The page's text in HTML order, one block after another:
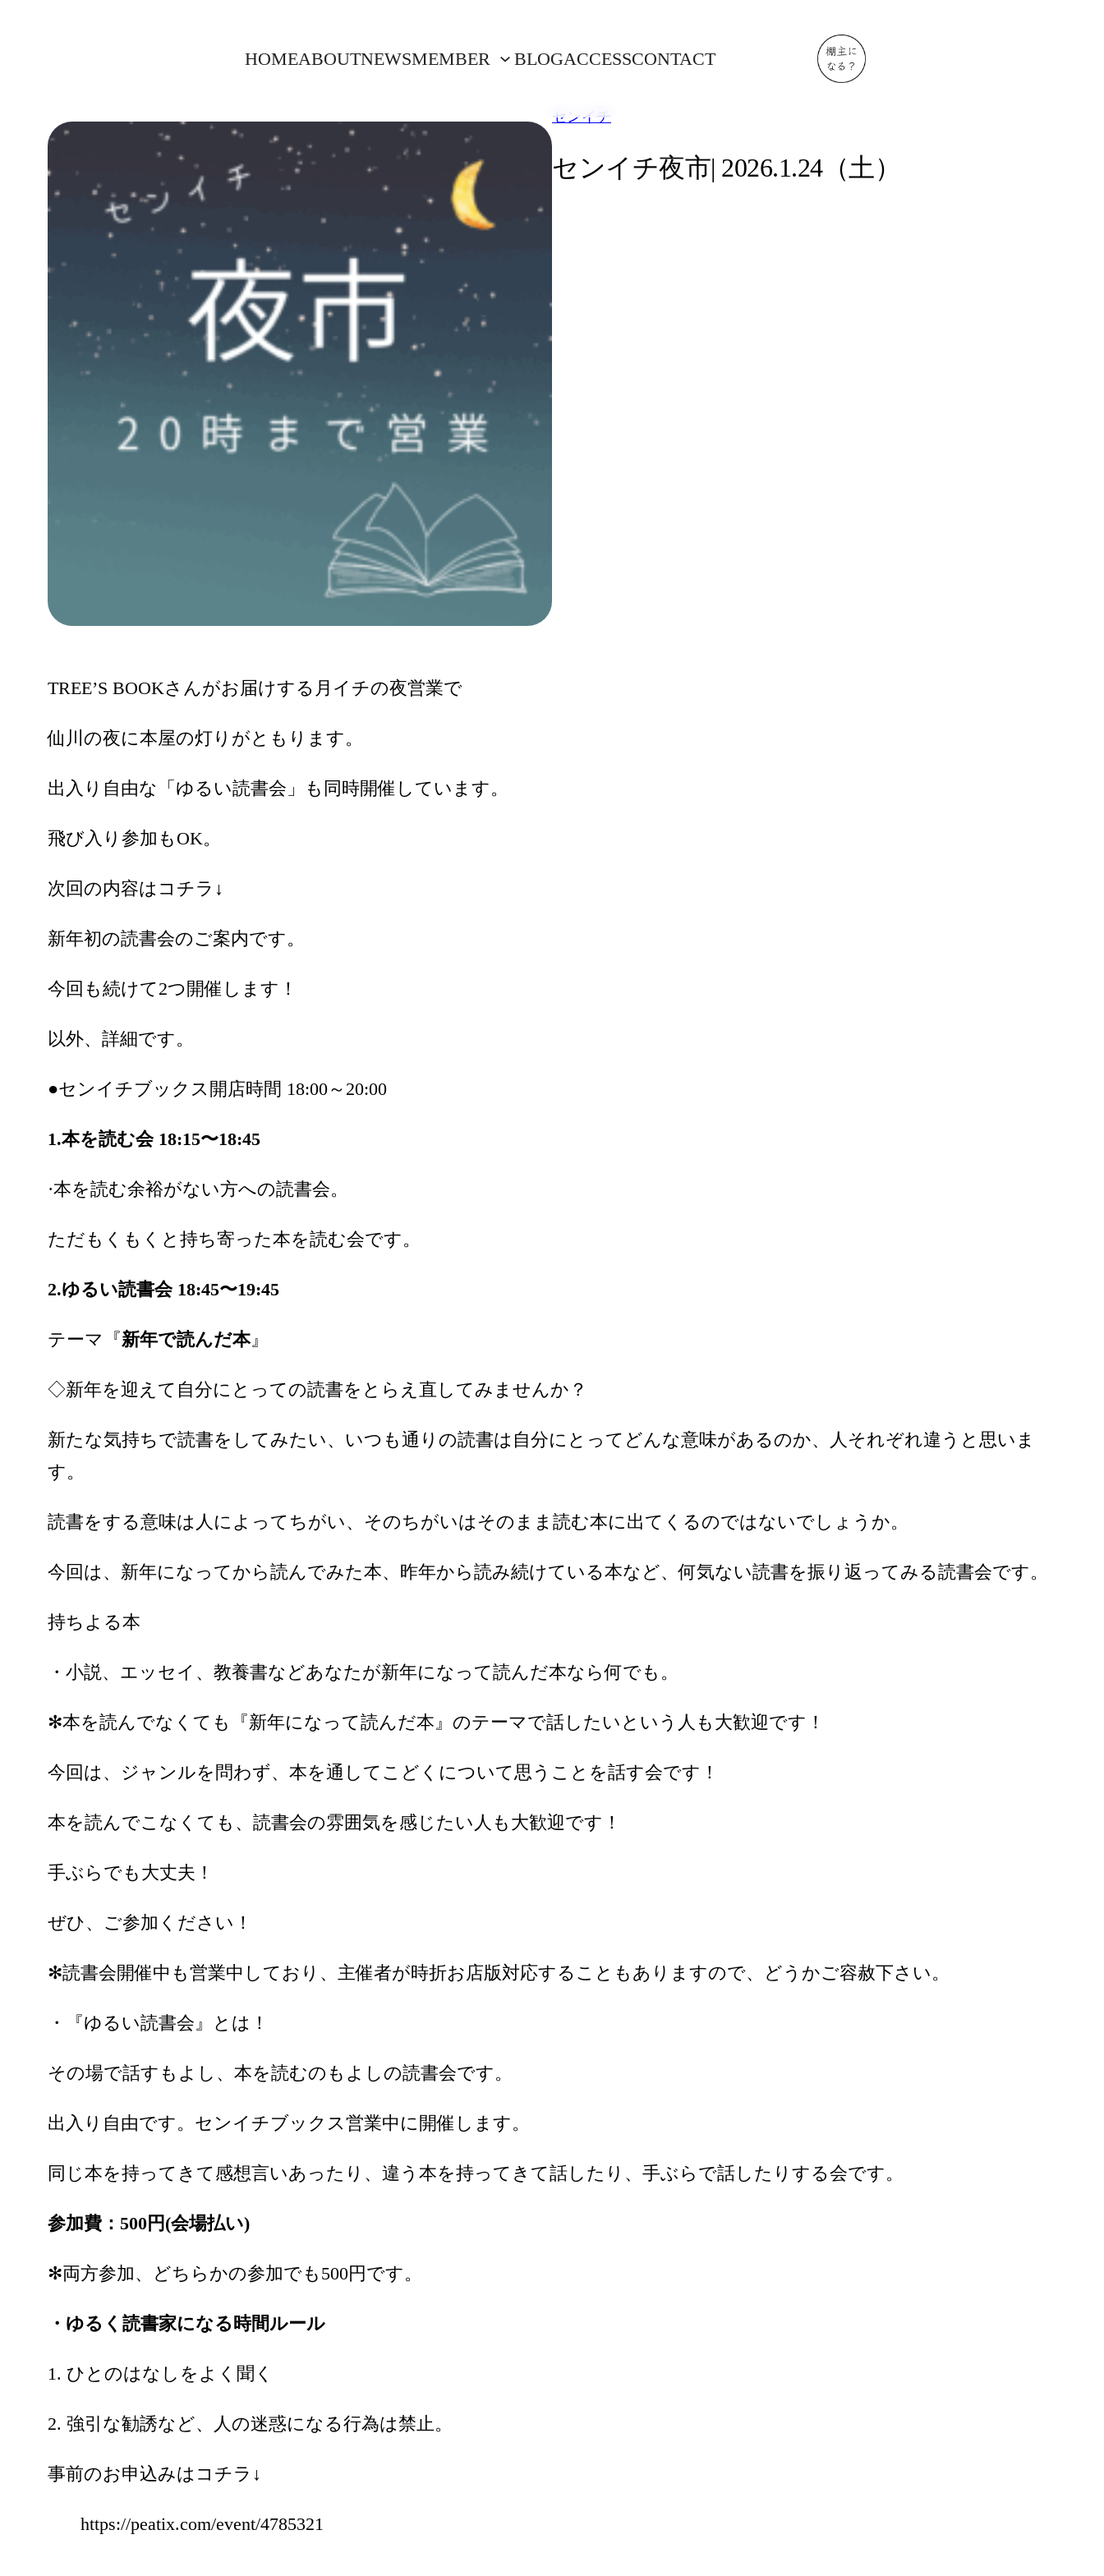
HOMEABOUTNEWSMEMBER BLOGACCESSCONTACT
センイチ
センイチ夜市| 2026.1.24（土）
TREE’S BOOKさんがお届けする月イチの夜営業で
仙川の夜に本屋の灯りがともります。
出入り自由な「ゆるい読書会」も同時開催しています。
飛び入り参加もOK。
次回の内容はコチラ↓
新年初の読書会のご案内です。
今回も続けて2つ開催します！
以外、詳細です。
●センイチブックス開店時間 18:00～20:00
1.本を読む会 18:15〜18:45
·本を読む余裕がない方への読書会。
ただもくもくと持ち寄った本を読む会です。
2.ゆるい読書会 18:45〜19:45
テーマ『新年で読んだ本』
◇新年を迎えて自分にとっての読書をとらえ直してみませんか？
新たな気持ちで読書をしてみたい、いつも通りの読書は自分にとってどんな意味があるのか、人それぞれ違うと思いま
す。
読書をする意味は人によってちがい、そのちがいはそのまま読む本に出てくるのではないでしょうか。
今回は、新年になってから読んでみた本、昨年から読み続けている本など、何気ない読書を振り返ってみる読書会です。
持ちよる本
・小説、エッセイ、教養書などあなたが新年になって読んだ本なら何でも。
✻本を読んでなくても『新年になって読んだ本』のテーマで話したいという人も大歓迎です！
今回は、ジャンルを問わず、本を通してこどくについて思うことを話す会です！
本を読んでこなくても、読書会の雰囲気を感じたい人も大歓迎です！
手ぶらでも大丈夫！
ぜひ、ご参加ください！
✻読書会開催中も営業中しており、主催者が時折お店版対応することもありますので、どうかご容赦下さい。
・『ゆるい読書会』とは！
その場で話すもよし、本を読むのもよしの読書会です。
出入り自由です。センイチブックス営業中に開催します。
同じ本を持ってきて感想言いあったり、違う本を持ってきて話したり、手ぶらで話したりする会です。
参加費：500円(会場払い)
✻両方参加、どちらかの参加でも500円です。
・ゆるく読書家になる時間ルール
1. ひとのはなしをよく聞く
2. 強引な勧誘など、人の迷惑になる行為は禁止。
事前のお申込みはコチラ↓
https://peatix.com/event/4785321